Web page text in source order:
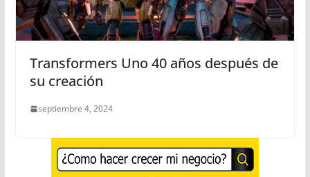
Transformers Uno 40 años después de
su creación
septiembre 4, 2024